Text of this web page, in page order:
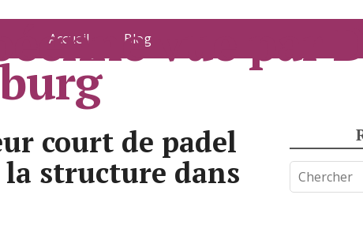
vue par
Accueil Blog
court de padel
structure dans